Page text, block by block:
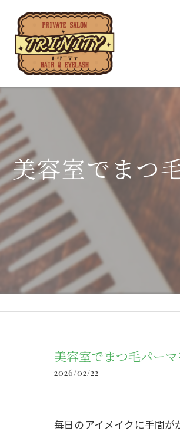
美容室でまつ
美容室でまつ毛パー
2026/02/22
毎日のアイメイクに手間が